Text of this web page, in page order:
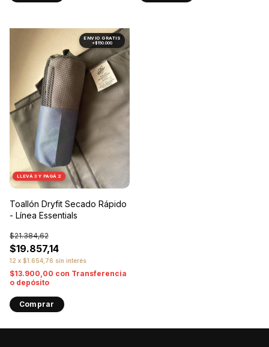
1/9
Toallón Dryfit Secado Rápido
- Línea Essentials
$19.857,14
$21.384,62
12 x $1.654,76 sin interés
LLEVÁ 3 Y PAGÁ 2
$13.900,00 con Transferencia
o depósito
Comprar